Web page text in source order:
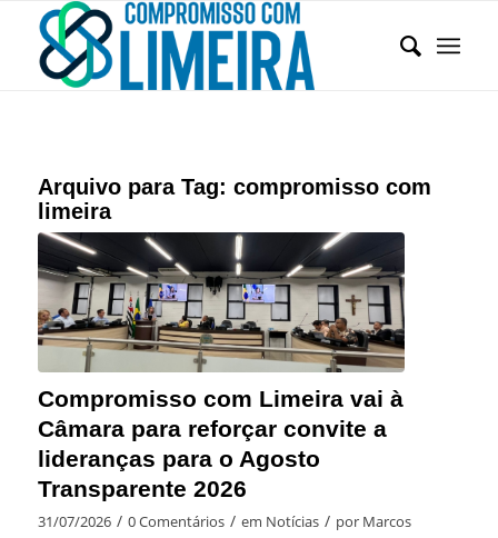
Arquivo para Tag: compromisso com
limeira
Compromisso com Limeira vai à
Câmara para reforçar convite a
lideranças para o Agosto
Transparente 2026
31/07/2026 / 0 Comentários / em Notícias / por Marcos